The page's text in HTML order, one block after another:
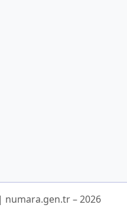
numara.gen.tr – 2026